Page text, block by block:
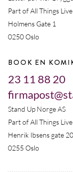
Part of All Things Live
Holmens Gate 1
0250 Oslo
BOOK EN
23 11 88 20
Stand Up Norge AS
Part of All Things Live
Henrik Ibsens gate 20
0255 Oslo